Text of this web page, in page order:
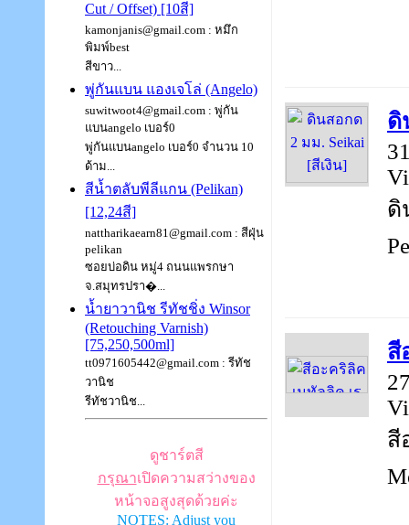
Cut / Offset) [10สี]
kamonjanis@gmail.com : หมึก
พิมพ์best
สีขาว...
พู่กันแบน แองเจโล่ (Angelo)
suwitwoot4@gmail.com : พู่กัน
แบนangelo เบอร์0
พู่กันแบนangelo เบอร์0 จำนวน 10
ด้าม...
สีน้ำตลับพีลีแกน (Pelikan)
[12,24สี]
nattharikaearn81@gmail.com : สีฝุ่น
pelikan
ซอยบ่อดิน หมู่4 ถนนแพรกษา
จ.สมุทรปรา�...
น้ำยาวานิช รีทัชชิ่ง Winsor
(Retouching Varnish)
[75,250,500ml]
tt0971605442@gmail.com : รีทัช
วานิช
รีทัชวานิช...
ดูชาร์ตสี
กรุณาเปิดความสว่างของ
หน้าจอสูงสุดด้วยค่ะ
NOTES: Adjust you
ดิ
ดิ
สี
สี